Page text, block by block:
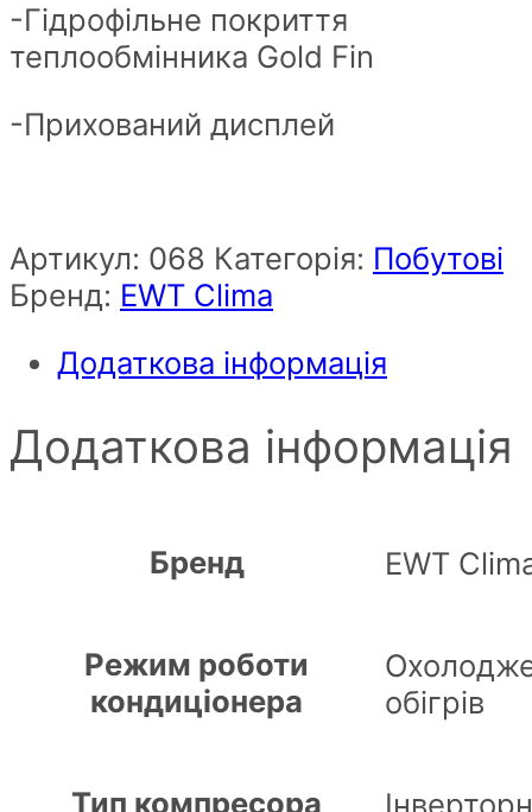
-Гідрофільне покриття
теплообмінника Gold Fin
-Прихований дисплей
Артикул: 068 Категорія: Побутові
Бренд: EWT Clima
Додаткова інформація
Додаткова інформація
Бренд EWT
Режим роботи
кондиціонера
обігрів
Тип компресора